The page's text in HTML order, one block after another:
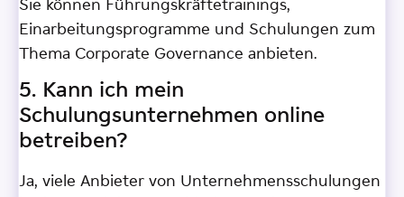
Sie können Führungskräftetrainings,
Einarbeitungsprogramme und Schulungen zum
Thema Corporate Governance anbieten.
5. Kann ich mein
Schulungsunternehmen online
betreiben?
Ja, viele Anbieter von Unternehmensschulungen